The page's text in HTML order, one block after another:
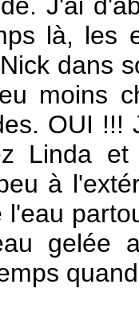
là, les
dans
moins
OUI !!!
Linda
à
gelée